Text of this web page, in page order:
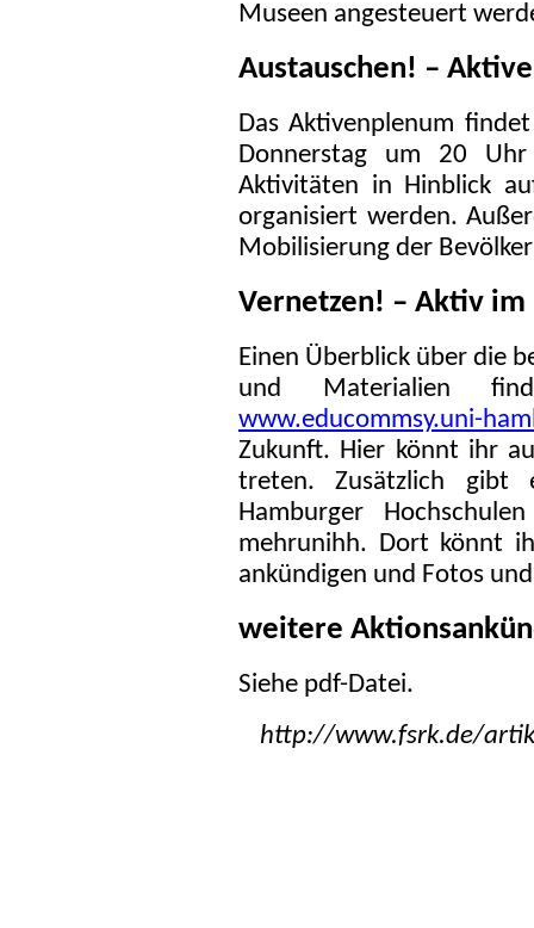
Museen angesteuert
Austauschen! –
Das Aktivenplenum
Donnerstag um 20
Aktivitäten in Hinblick
organisiert werden.
Mobilisierung der
Vernetzen! – Aktiv
Einen Überblick über die
und Materialien
www.educommsy.uni-
Zukunft. Hier könnt ihr
treten. Zusätzlich gibt
Hamburger
mehrunihh. Dort könnt
ankündigen und Fotos
weitere
Siehe pdf-Datei.
http://www.fsrk.de/